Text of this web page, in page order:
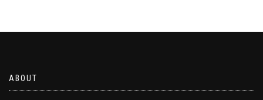
ABOUT